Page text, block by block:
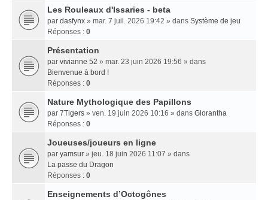
Les Rouleaux d'Issaries - beta
par dasfynx » mar. 7 juil. 2026 19:42 » dans Système de jeu
Réponses : 0
Présentation
par vivianne 52 » mar. 23 juin 2026 19:56 » dans
Bienvenue à bord !
Réponses : 0
Nature Mythologique des Papillons
par 7Tigers » ven. 19 juin 2026 10:16 » dans Glorantha
Réponses : 0
Joueuses/joueurs en ligne
par yamsur » jeu. 18 juin 2026 11:07 » dans
La passe du Dragon
Réponses : 0
Enseignements dʼOctogônes